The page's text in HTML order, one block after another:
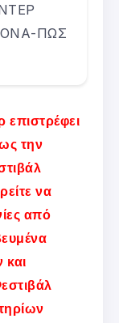
ΠΩΣ
επιστρέφει
την
να
από
και